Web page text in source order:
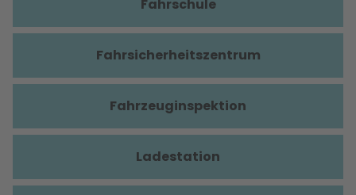
Fahrschule
Fahrsicherheitszentrum
Fahrzeuginspektion
Ladestation